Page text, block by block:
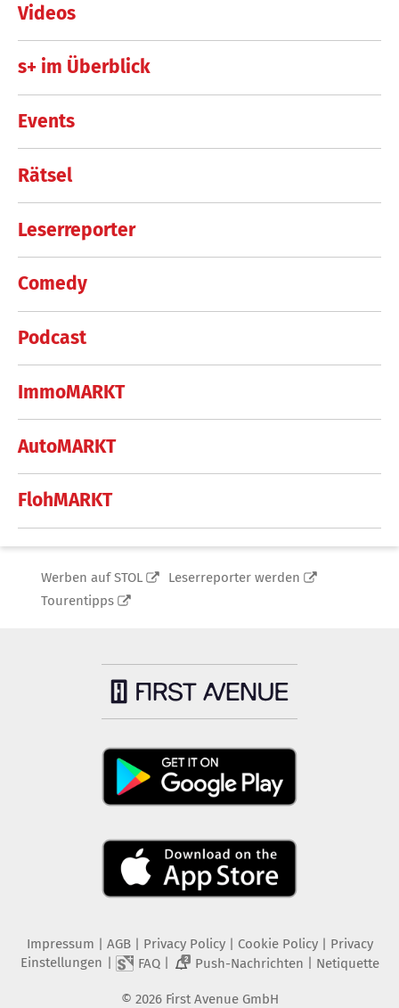
Videos
s+ im Überblick
Events
Rätsel
Leserreporter
Comedy
Podcast
ImmoMARKT
AutoMARKT
FlohMARKT
Werben auf STOL
Leserreporter werden
Tourentipps
Impressum | AGB | Privacy Policy| Cookie Policy| Privacy
Einstellungen | FAQ| 2 Push-Nachrichten | Netiquette
© 2026 First Avenue GmbH